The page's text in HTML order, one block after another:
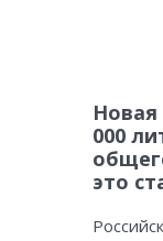
000
это